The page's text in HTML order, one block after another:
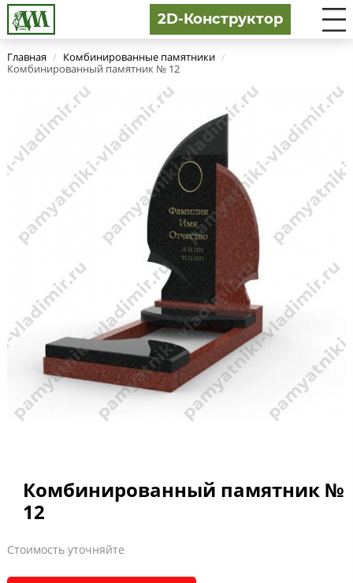
2D-Конструктор
Главная / Комбинированные памятники /
Комбинированный памятник № 12
Комбинированный памятник №
12
Стоимость уточняйте